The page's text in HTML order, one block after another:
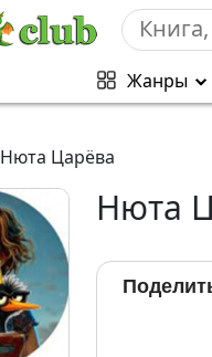
Жанры
Нюта Царёва
Нюта